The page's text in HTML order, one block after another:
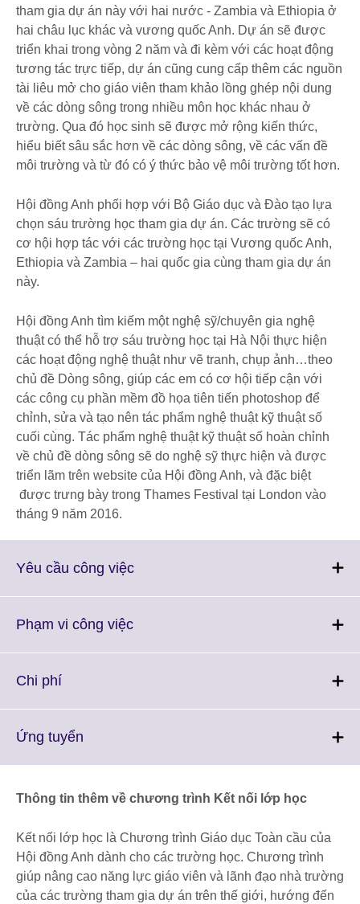
tham gia dự án này với hai nước - Zambia và Ethiopia ở
hai châu lục khác và vương quốc Anh. Dự án sẽ được
triển khai trong vòng 2 năm và đi kèm với các hoạt động
tương tác trực tiếp, dự án cũng cung cấp thêm các nguồn
tài liêu mở cho giáo viên tham khảo lồng ghép nội dung
về các dòng sông trong nhiều môn học khác nhau ở
trường. Qua đó học sinh sẽ được mở rộng kiến thức,
hiểu biết sâu sắc hơn về các dòng sông, về các vấn đề
môi trường và từ đó có ý thức bảo vệ môi trường tốt hơn.
Hội đồng Anh phối hợp với Bộ Giáo dục và Đào tạo lựa
chọn sáu trường học tham gia dự án. Các trường sẽ có
cơ hội hợp tác với các trường học tại Vương quốc Anh,
Ethiopia và Zambia – hai quốc gia cùng tham gia dự án
này.
Hội đồng Anh tìm kiếm một nghệ sỹ/chuyên gia nghệ
thuật có thể hỗ trợ sáu trường học tại Hà Nội thực hiện
các hoạt động nghệ thuật như vẽ tranh, chụp ảnh…theo
chủ đề Dòng sông, giúp các em có cơ hội tiếp cận với
các công cụ phần mềm đồ họa tiên tiến photoshop để
chỉnh, sửa và tạo nên tác phẩm nghệ thuật kỹ thuật số
cuối cùng. Tác phẩm nghệ thuật kỹ thuật số hoàn chỉnh
về chủ đề dòng sông sẽ do nghệ sỹ thực hiện và được
triển lãm trên website của Hội đồng Anh, và đặc biệt
được trưng bày trong Thames Festival tại London vào
tháng 9 năm 2016.
Yêu cầu công việcClick
Phạm vi công việcClick
Chi phíClick
More
Ứng tuyển
More
available.
Thông tin thêm về chương trình Kết nối lớp học
Kết nối lớp học là Chương trình Giáo dục Toàn cầu của
Hội đồng Anh dành cho các trường học. Chương trình
giúp nâng cao năng lực giáo viên và lãnh đạo nhà trường
của các trường tham gia dự án trên thế giới, hướng đến